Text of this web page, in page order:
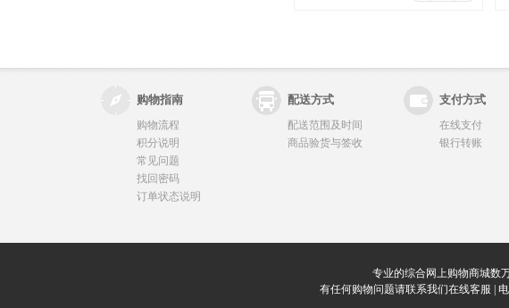
购物指南 配送方式 支付方式
购物流程
积分说明
常见问题
找回密码
订单状态说明
配送范围及时间
商品验货与签收
在线支付
银行转账
专业的综合网上购物商城数
有任何购物问题请联系我们在线客服 | 电